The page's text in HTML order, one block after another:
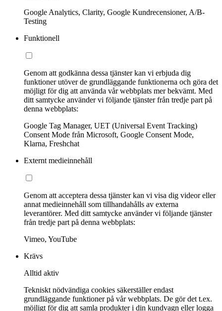
Google Analytics, Clarity, Google Kundrecensioner, A/B-
Testing
Funktionell
Genom att godkänna dessa tjänster kan vi erbjuda dig
funktioner utöver de grundläggande funktionerna och göra det
möjligt för dig att använda vår webbplats mer bekvämt. Med
ditt samtycke använder vi följande tjänster från tredje part på
denna webbplats:
Google Tag Manager, UET (Universal Event Tracking)
Consent Mode från Microsoft, Google Consent Mode,
Klarna, Freshchat
Externt medieinnehåll
Genom att acceptera dessa tjänster kan vi visa dig videor eller
annat medieinnehåll som tillhandahålls av externa
leverantörer. Med ditt samtycke använder vi följande tjänster
från tredje part på denna webbplats:
Vimeo, YouTube
Krävs
Alltid aktiv
Tekniskt nödvändiga cookies säkerställer endast
grundläggande funktioner på vår webbplats. De gör det t.ex.
möjligt för dig att samla produkter i din kundvagn eller logga